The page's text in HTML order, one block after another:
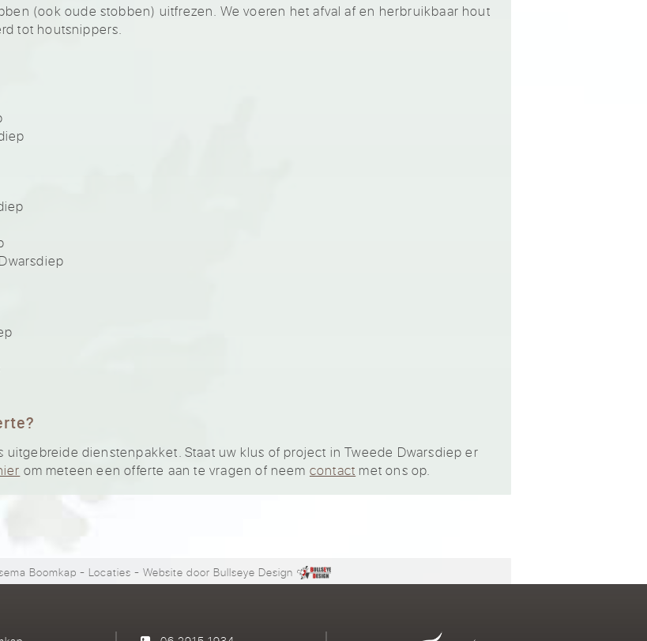
(ook oude stobben) uitfrezen. We voeren het afval af en herbruikbaar hout
tot houtsnippers.
dienstenpakket. Staat uw klus of project in Tweede Dwarsdiep er
om meteen een offerte aan te vragen of neem contact met ons op.
Boomkap - Locaties - Website door Bullseye Design